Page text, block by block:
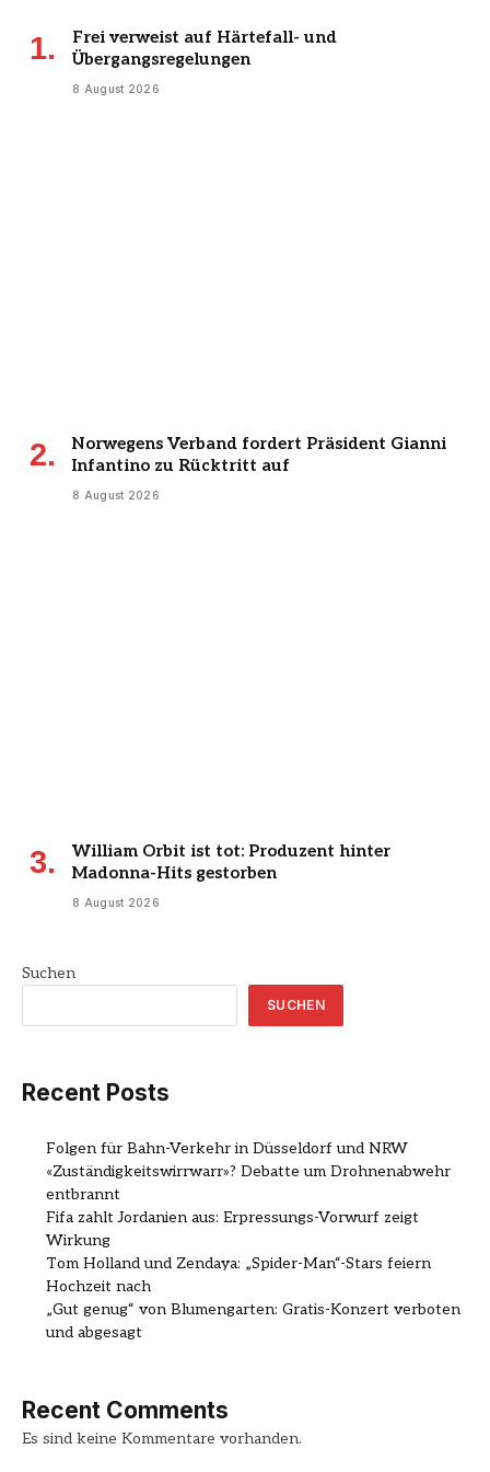
Frei verweist auf Härtefall- und
Übergangsregelungen
8 August 2026
Norwegens Verband fordert Präsident Gianni
Infantino zu Rücktritt auf
8 August 2026
William Orbit ist tot: Produzent hinter
Madonna-Hits gestorben
8 August 2026
Suchen
SUCHEN
Recent Posts
Folgen für Bahn-Verkehr in Düsseldorf und NRW
«Zuständigkeitswirrwarr»? Debatte um Drohnenabwehr
entbrannt
Fifa zahlt Jordanien aus: Erpressungs-Vorwurf zeigt
Wirkung
Tom Holland und Zendaya: „Spider-Man“-Stars feiern
Hochzeit nach
„Gut genug“ von Blumengarten: Gratis-Konzert verboten
und abgesagt
Recent Comments
Es sind keine Kommentare vorhanden.